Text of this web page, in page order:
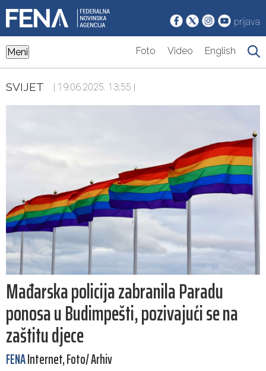
prijava
Meni Foto Video English
SVIJET | 19.06.2025. 13:55 |
Mađarska policija zabranila Paradu
ponosa u Budimpešti, pozivajući se na
zaštitu djece
FENAInternet, Foto/ Arhiv